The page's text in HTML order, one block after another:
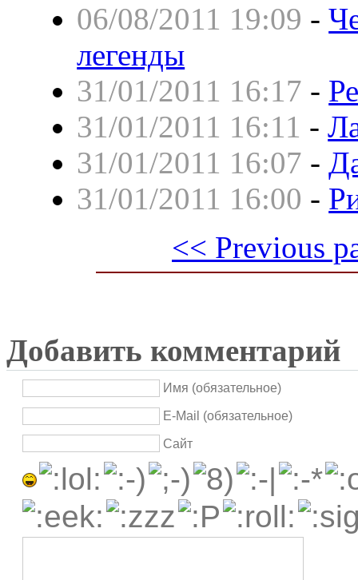
06/08/2011 19:09 -
легенды
31/01/2011 16:17 -
31/01/2011 16:11 -
31/01/2011 16:07 -
31/01/2011 16:00 -
<< Previous
Добавить комментарий
Имя (обязательное)
E-Mail (обязательное)
Сайт